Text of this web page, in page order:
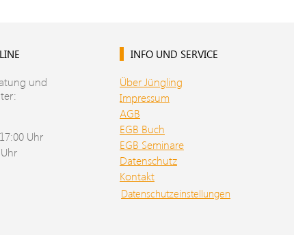
und
Uhr
INFO UND SERVICE
Über Jüngling
Impressum
AGB
EGB Buch
EGB Seminare
Datenschutz
Kontakt
Datenschutzeinstellungen